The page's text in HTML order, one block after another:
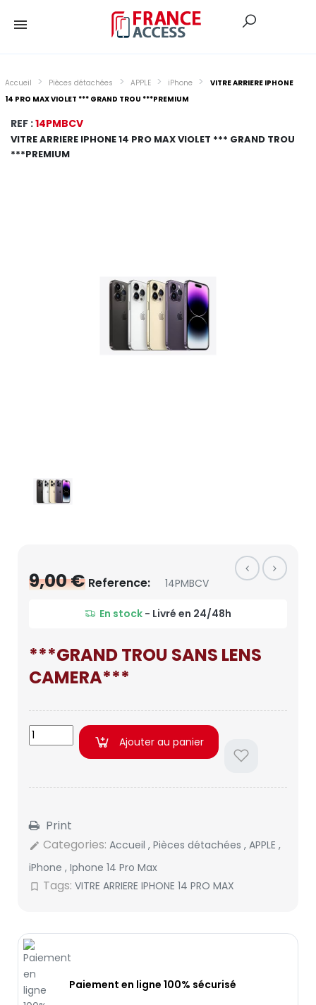
Accueil Pièces détachées APPLE iPhone
VITRE ARRIERE IPHONE
14 PRO MAX VIOLET *** GRAND TROU ***PREMIUM
REF :14PMBCV
VITRE ARRIERE IPHONE 14 PRO MAX VIOLET *** GRAND TROU
***PREMIUM
9,00 € Reference: 14PMBCV
En stock - Livré en 24/48h
***GRAND TROU SANS LENS
CAMERA***
Ajouter au panier
Print
edit Categories: Accueil , Pièces détachées , APPLE ,
iPhone , Iphone 14 Pro Max
bookmark_border Tags: VITRE ARRIERE IPHONE 14 PRO MAX
Paiement en ligne 100% sécurisé